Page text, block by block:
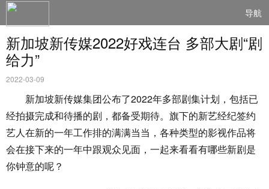
导航
新加坡新传媒2022好戏连台 多部大剧“剧
给力”
2022-03-09
新加坡新传媒集团公布了2022年多部剧集计划，包括已
经拍摄完成和待播的剧，都备受期待。旗下的新艺经纪签约
艺人在新的一年工作排的满满当当，各种类型的影视作品将
会在接下来的一年中跟观众见面，一起来看看有哪些新剧是
你钟意的呢？